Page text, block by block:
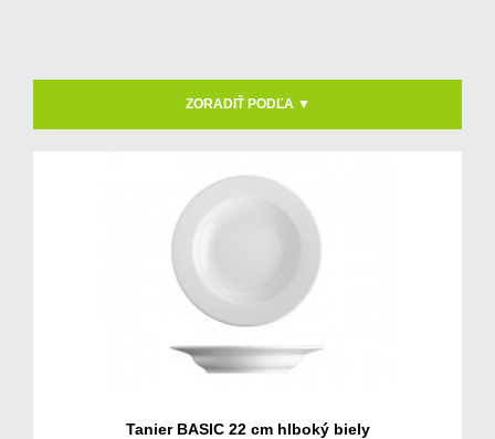
ZORADIŤ PODĽA ▼
Tanier BASIC 22 cm hlboký biely